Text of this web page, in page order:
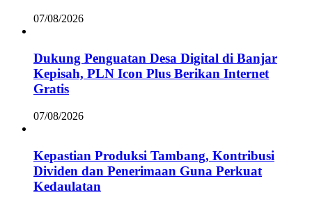
07/08/2026
Dukung Penguatan Desa Digital di Banjar
Kepisah, PLN Icon Plus Berikan Internet
Gratis
07/08/2026
Kepastian Produksi Tambang, Kontribusi
Dividen dan Penerimaan Guna Perkuat
Kedaulatan